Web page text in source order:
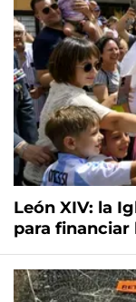
León XIV: la
para financiar